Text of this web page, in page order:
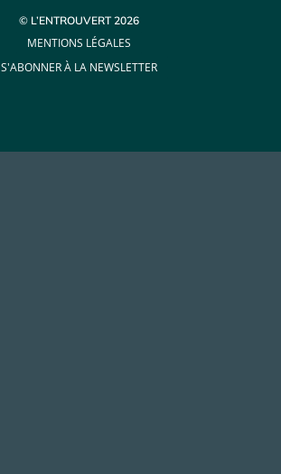
© L’ENTROUVERT 2026
MENTIONS LÉGALES
S'ABONNER À LA NEWSLETTER